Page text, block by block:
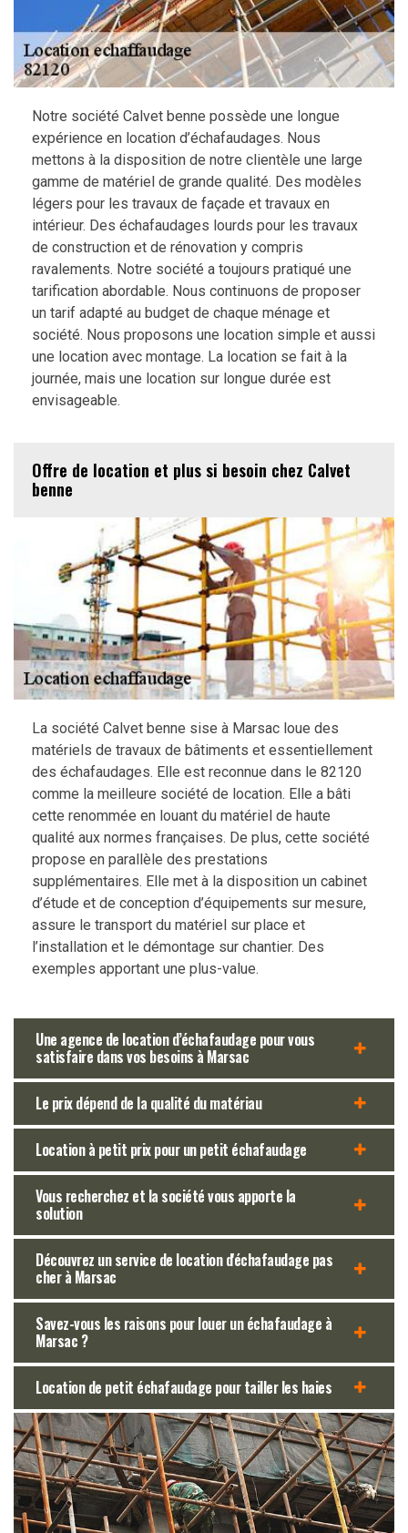
Notre société Calvet benne possède une longue
expérience en location d’échafaudages. Nous
mettons à la disposition de notre clientèle une large
gamme de matériel de grande qualité. Des modèles
légers pour les travaux de façade et travaux en
intérieur. Des échafaudages lourds pour les travaux
de construction et de rénovation y compris
ravalements. Notre société a toujours pratiqué une
tarification abordable. Nous continuons de proposer
un tarif adapté au budget de chaque ménage et
société. Nous proposons une location simple et aussi
une location avec montage. La location se fait à la
journée, mais une location sur longue durée est
envisageable.
Offre de location et plus si besoin chez Calvet
benne
La société Calvet benne sise à Marsac loue des
matériels de travaux de bâtiments et essentiellement
des échafaudages. Elle est reconnue dans le 82120
comme la meilleure société de location. Elle a bâti
cette renommée en louant du matériel de haute
qualité aux normes françaises. De plus, cette société
propose en parallèle des prestations
supplémentaires. Elle met à la disposition un cabinet
d’étude et de conception d’équipements sur mesure,
assure le transport du matériel sur place et
l’installation et le démontage sur chantier. Des
exemples apportant une plus-value.
Une agence de location d’échafaudage pour vous
satisfaire dans vos besoins à Marsac
Le prix dépend de la qualité du matériau
Location à petit prix pour un petit échafaudage
Vous recherchez et la société vous apporte la
solution
Découvrez un service de location d'échafaudage pas
cher à Marsac
Savez-vous les raisons pour louer un échafaudage à
Marsac ?
Location de petit échafaudage pour tailler les haies